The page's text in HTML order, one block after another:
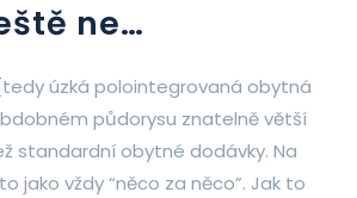
ne…
úzká polointegrovaná obytná
půdorysu znatelně větší
standardní obytné dodávky. Na
jako vždy “něco za něco”. Jak to